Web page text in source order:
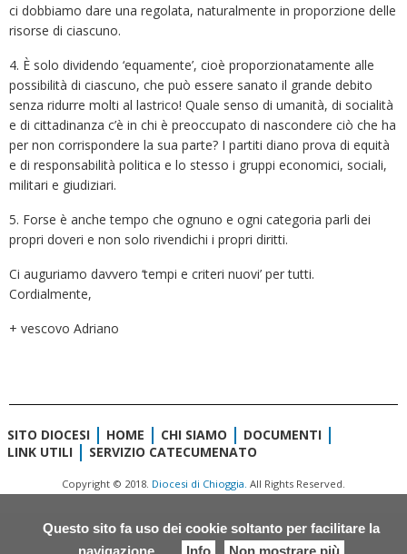
Questo sito fa uso dei cookie soltanto per facilitare la
navigazione
Info Non mostrare più
ci dobbiamo dare una regolata, naturalmente in proporzione delle
risorse di ciascuno.
4. È solo dividendo ‘equamente’, cioè proporzionatamente alle
possibilità di ciascuno, che può essere sanato il grande debito
senza ridurre molti al lastrico! Quale senso di umanità, di socialità
e di cittadinanza c’è in chi è preoccupato di nascondere ciò che ha
per non corrispondere la sua parte? I partiti diano prova di equità
e di responsabilità politica e lo stesso i gruppi economici, sociali,
militari e giudiziari.
5. Forse è anche tempo che ognuno e ogni categoria parli dei
propri doveri e non solo rivendichi i propri diritti.
Ci auguriamo davvero ‘tempi e criteri nuovi’ per tutti.
Cordialmente,
+ vescovo Adriano
SITO DIOCESI HOME CHI SIAMO
DOCUMENTI
LINK UTILI
SERVIZIO CATECUMENATO
Copyright © 2018. Diocesi di Chioggia. All Rights Reserved.